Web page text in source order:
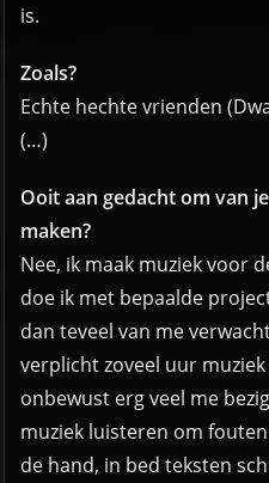
is.
Zoals?
Echte hechte vrienden
(…)
Ooit aan gedacht om van
maken?
Nee, ik maak muziek voor
doe ik met bepaalde
dan teveel van me
verplicht zoveel uur
onbewust erg veel me
muziek luisteren om
de hand, in bed teksten